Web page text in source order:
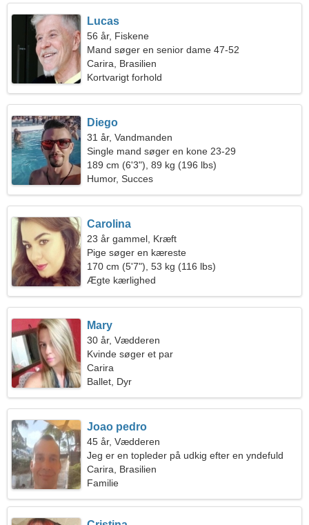
Lucas
56 år, Fiskene
Mand søger en senior dame 47-52
Carira, Brasilien
Kortvarigt forhold
Diego
31 år, Vandmanden
Single mand søger en kone 23-29
189 cm (6'3"), 89 kg (196 lbs)
Humor, Succes
Carolina
23 år gammel, Kræft
Pige søger en kæreste
170 cm (5'7"), 53 kg (116 lbs)
Ægte kærlighed
Mary
30 år, Vædderen
Kvinde søger et par
Carira
Ballet, Dyr
Joao pedro
45 år, Vædderen
Jeg er en topleder på udkig efter en yndefuld
kvinde
Carira, Brasilien
Familie